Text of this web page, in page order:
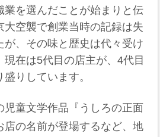
業を選んだことが始まりと伝
大空襲で創業当時の記録は失
が、その味と歴史は代々受け
現在は5代目の店主が、4代目
りしています。
児童文学作品『うしろの正面
店の名前が登場するなど、地